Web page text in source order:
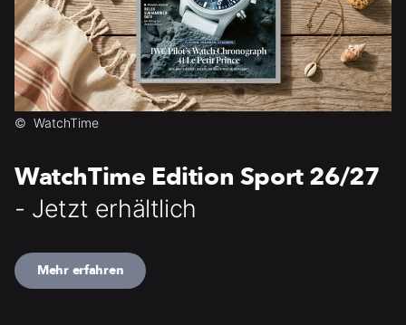
© WatchTime
WatchTime Edition Sport 26/27
- Jetzt erhältlich
Mehr erfahren